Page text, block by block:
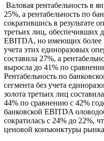
Валовая рентабельность в
25%, а рентабельность по
сократившись в результате
третьих лиц, обеспечивших
EBITDA, но имеющих более
учета этих единоразовых
составила 27%, а
выросла до 41% по
Рентабельность по
сегмента без учета
золота третьих лиц
44% по сравнению с 42%
банковской EBITDA
сократилась с 24% до 22%,
ценовой конъюнктуры